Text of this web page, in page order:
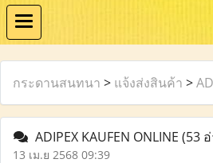
กระดานสนทนา > แจ้งส่งสินค้า >
ADIPEX KAUFEN ONLINE (53
13 เม.ย 2568 09:39